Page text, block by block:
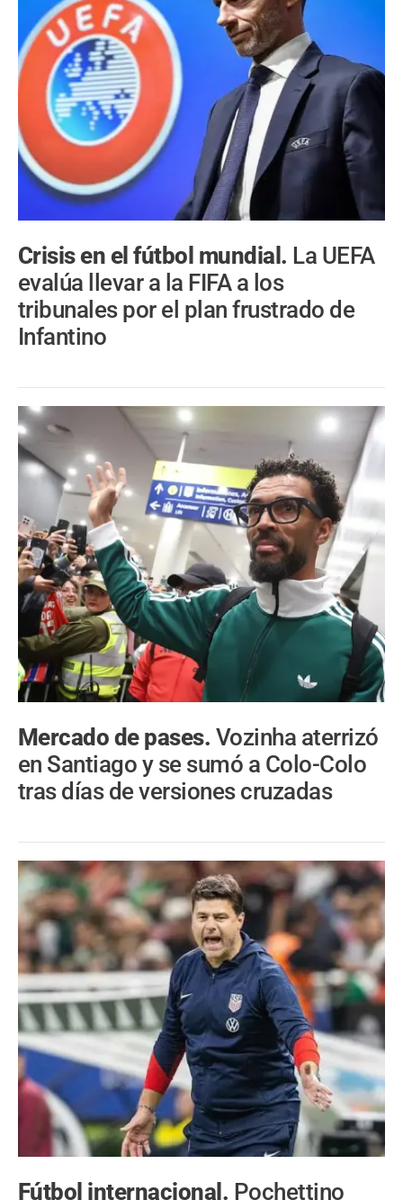
Crisis en el fútbol mundial. La UEFA
evalúa llevar a la FIFA a los
tribunales por el plan frustrado de
Infantino
Mercado de pases. Vozinha aterrizó
en Santiago y se sumó a Colo-Colo
tras días de versiones cruzadas
Fútbol internacional. Pochettino